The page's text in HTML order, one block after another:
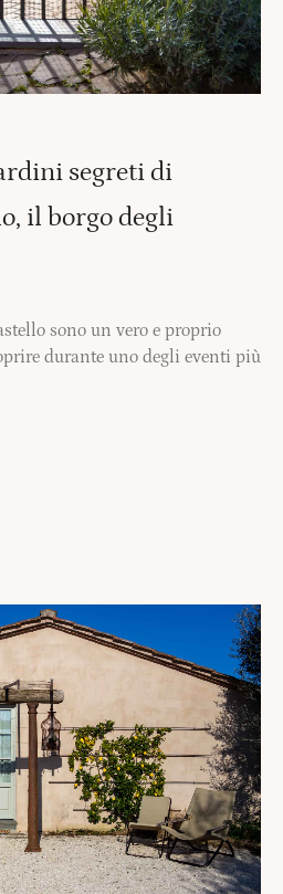
segreti di
il borgo degli
sono un vero e proprio
durante uno degli eventi più